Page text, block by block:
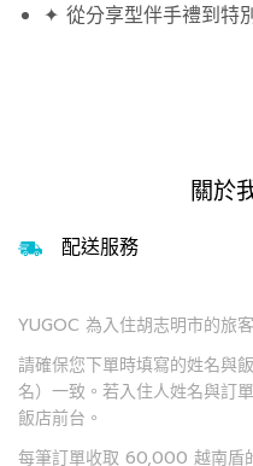
✦ 從分享型伴手禮到特
關於
配送服務
YUGOC 為入住胡志明市的旅
請確保您下單時填寫的姓名與
名）一致。若入住人姓名與訂
飯店前台。
每筆訂單收取 60,000 越南盾